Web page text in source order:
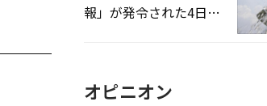
報」が発令された4日、
オピニオン